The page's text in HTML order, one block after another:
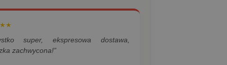
super, ekspresowa dostawa,
zachwycona!”